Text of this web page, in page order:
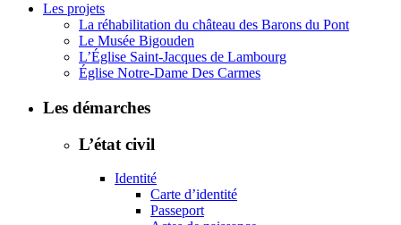
Les projets
La réhabilitation du château des Barons du Pont
Le Musée Bigouden
L’Église Saint-Jacques de Lambourg
Église Notre-Dame Des Carmes
Les démarches
L’état civil
Identité
Carte d’identité
Passeport